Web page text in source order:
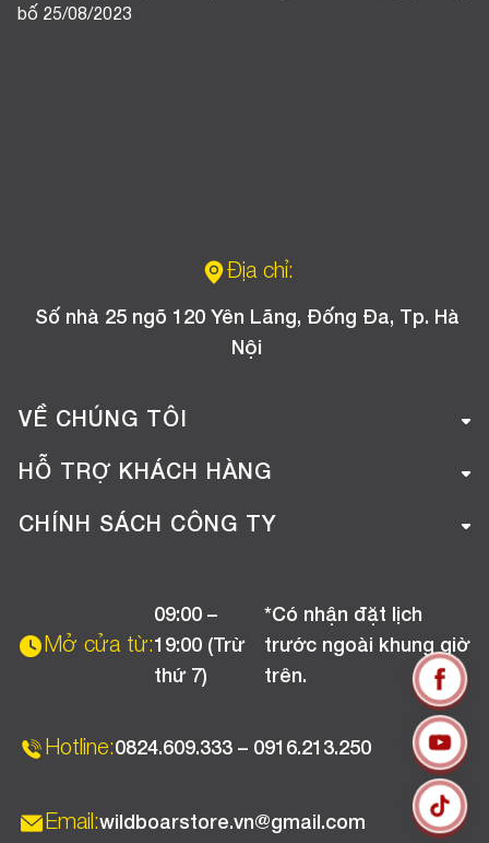
bố 25/08/2023
Địa chỉ:
Số nhà 25 ngõ 120 Yên Lãng, Đống Đa, Tp. Hà
Nội
VỀ CHÚNG TÔI
Giới thiệu công ty
Tuyển dụng
HỖ TRỢ KHÁCH HÀNG
Hướng dẫn mua hàng online
Chương trình khuyến mãi
CHÍNH SÁCH CÔNG TY
Chính sách bảo hành
Mở cửa từ:
09:00 –
19:00 (Trừ
thứ 7)
*Có nhận đặt lịch
trước ngoài khung giờ
trên.
Hotline:0824.609.333 – 0916.213.250
Email:wildboarstore.vn@gmail.com